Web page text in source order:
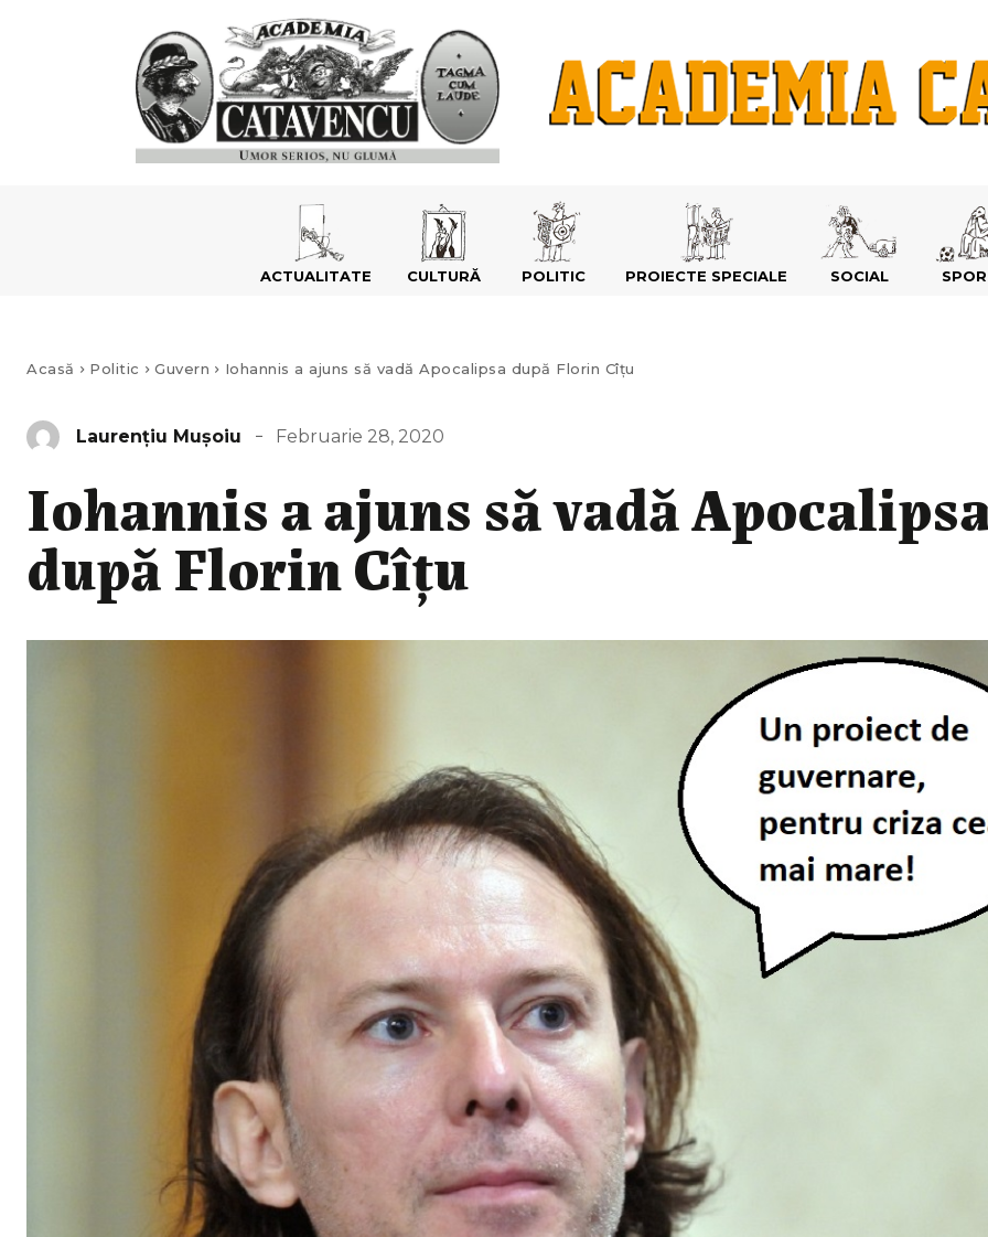
ACTUALITATE CULTURĂ POLITIC PROIECTE SPECIALE SOCIAL
Acasă Politic Guvern Iohannis a ajuns să vadă Apocalipsa după Florin Cîțu
Laurenţiu Muşoiu Februarie 28, 2020
Iohannis a ajuns să vadă
după Florin Cîțu